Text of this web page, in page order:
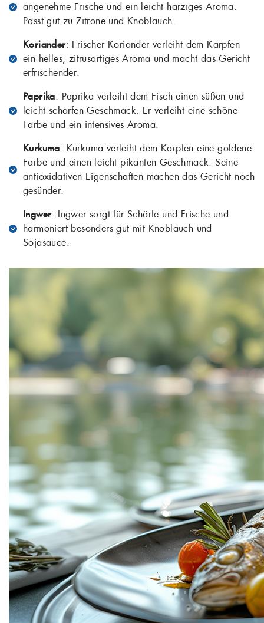
angenehme Frische und ein leicht harziges Aroma.
Passt gut zu Zitrone und Knoblauch.
Koriander: Frischer Koriander verleiht dem Karpfen
ein helles, zitrusartiges Aroma und macht das Gericht
erfrischender.
Paprika: Paprika verleiht dem Fisch einen süßen und
leicht scharfen Geschmack. Er verleiht eine schöne
Farbe und ein intensives Aroma.
Kurkuma: Kurkuma verleiht dem Karpfen eine goldene
Farbe und einen leicht pikanten Geschmack. Seine
antioxidativen Eigenschaften machen das Gericht noch
gesünder.
Ingwer: Ingwer sorgt für Schärfe und Frische und
harmoniert besonders gut mit Knoblauch und
Sojasauce.